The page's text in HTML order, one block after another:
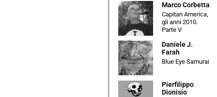
Marco Corbetta
Capitan America,
gli anni 2010.
Parte V
Daniele J.
Farah
Blue Eye Samurai
Pierfilippo
Dionisio